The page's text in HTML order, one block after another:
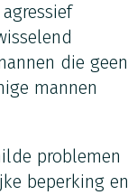
die geen
mannen
problemen
beperking en